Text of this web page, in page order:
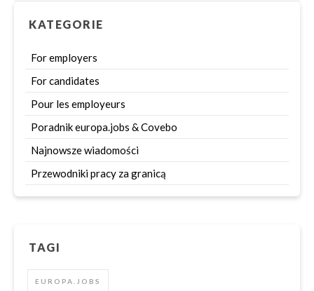
KATEGORIE
For employers
For candidates
Pour les employeurs
Poradnik europa.jobs & Covebo
Najnowsze wiadomości
Przewodniki pracy za granicą
TAGI
EUROPA.JOBS